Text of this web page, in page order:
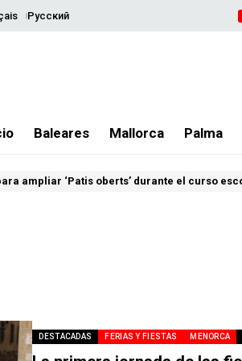
Русский
Baleares Mallorca Palma
ampliar ‘Patis oberts’ durante el curso
DESTACADAS FERIAS Y FIESTAS MENORCA